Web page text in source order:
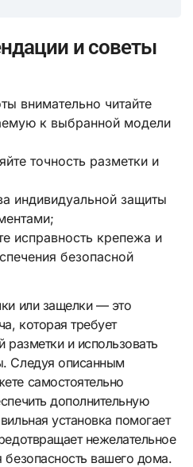
и советы
внимательно читайте
к выбранной модели
точность разметки и
индивидуальной защиты
исправность крепежа и
безопасной
или защелки — это
которая требует
разметки и использовать
Следуя описанным
самостоятельно
дополнительную
установка помогает
нежелательное
безопасность вашего дома.